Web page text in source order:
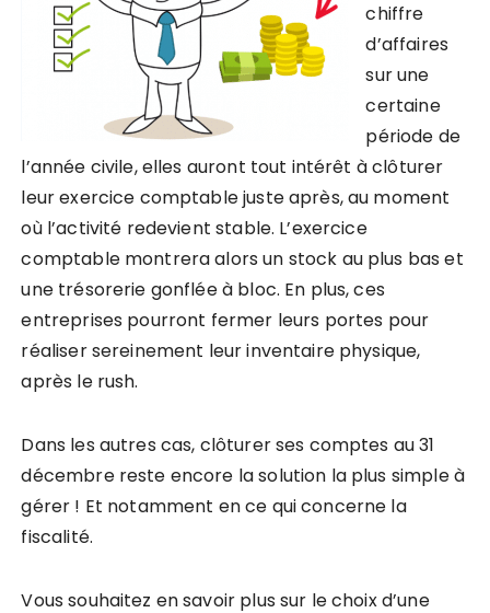
chiffre
d’affaires
sur une
certaine
période de
l’année civile,elles auront tout intérêt à clôturer
leur exercice comptable juste après, au moment
où l’activité redevient stable. L’exercice
comptable montrera alors un stock au plus bas et
une trésorerie gonflée à bloc. En plus, ces
entreprises pourront fermer leurs portes pour
réaliser sereinement leur inventaire physique,
après le rush.
Dans les autres cas, clôturer ses comptes au 31
décembre reste encore la solution la plus simple à
gérer ! Et notamment en ce qui concerne la
fiscalité.
Vous souhaitez en savoir plus sur le choix d’une